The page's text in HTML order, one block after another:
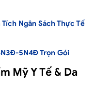
Ngân Sách Thực Tế
5N4Đ Trọn Gói
Mỹ Y Tế & Da